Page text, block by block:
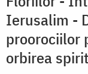
Ierusalim -
proorociilor
orbirea